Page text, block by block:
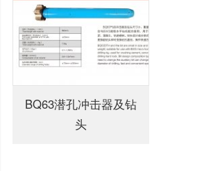
BQ63潜孔冲击器及钻
头